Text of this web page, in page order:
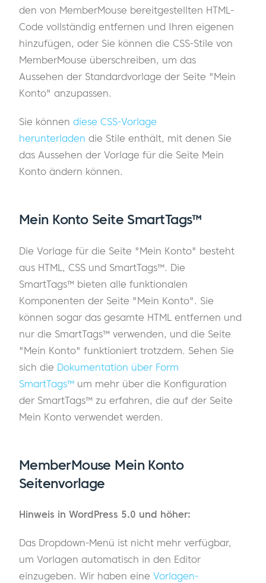
den von MemberMouse bereitgestellten HTML-
Code vollständig entfernen und Ihren eigenen
hinzufügen, oder Sie können die CSS-Stile von
MemberMouse überschreiben, um das
Aussehen der Standardvorlage der Seite "Mein
Konto" anzupassen.
Sie können diese CSS-Vorlage
herunterladen die Stile enthält, mit denen Sie
das Aussehen der Vorlage für die Seite Mein
Konto ändern können.
Mein Konto Seite SmartTags™
Die Vorlage für die Seite "Mein Konto" besteht
aus HTML, CSS und SmartTags™. Die
SmartTags™ bieten alle funktionalen
Komponenten der Seite "Mein Konto". Sie
können sogar das gesamte HTML entfernen und
nur die SmartTags™ verwenden, und die Seite
"Mein Konto" funktioniert trotzdem. Sehen Sie
sich die Dokumentation über Form
SmartTags™ um mehr über die Konfiguration
der SmartTags™ zu erfahren, die auf der Seite
Mein Konto verwendet werden.
MemberMouse Mein Konto
Seitenvorlage
Hinweis in WordPress 5.0 und höher:
Das Dropdown-Menü ist nicht mehr verfügbar,
um Vorlagen automatisch in den Editor
einzugeben. Wir haben eine Vorlagen-